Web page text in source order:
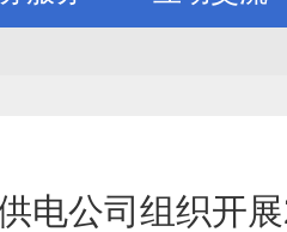
电公司组织开